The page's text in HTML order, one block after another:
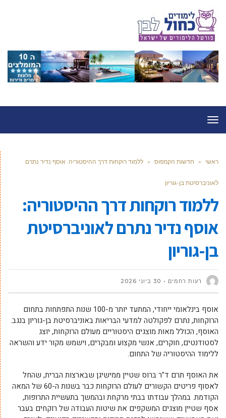
תפריט
ראשי » חדשות הקמפוס » ללמוד רוקחות דרך ההיסטוריה: אוסף נדיר נתרם
לאוניברסיטת בן-גוריון
ללמוד רוקחות דרך ההיסטוריה:
אוסף נדיר נתרם לאוניברסיטת
בן-גוריון
רעות רחמים 30 ביוני 2026
אוסף בינלאומי ייחודי, המתעד יותר מ-100 שנות התפתחות בתחום
הרוקחות, נתרם לפקולטה למדעי הבריאות באוניברסיטת בן-גוריון בנגב.
האוסף, הכולל מאות מוצגים היסטוריים מעולם הרוקחות, יוצג
לסטודנטים, חוקרים, אנשי מקצוע ומבקרים, וישמש מקור ידע והשראה
ללימוד ההיסטוריה של התחום.
את האוסף תרם ד"ר ברוס שטיין ממישיגן שבארצות הברית, שהחל
לאסוף פריטים הקשורים לעולם הרוקחות כבר בשנות ה-60 של המאה
הקודמת. במהלך עבודתו בבתי מרקחת ובהמשך בתעשיית התרופות,
אסף שטיין מוצגים המשקפים את שיטות העבודה של רוקחים בעבר